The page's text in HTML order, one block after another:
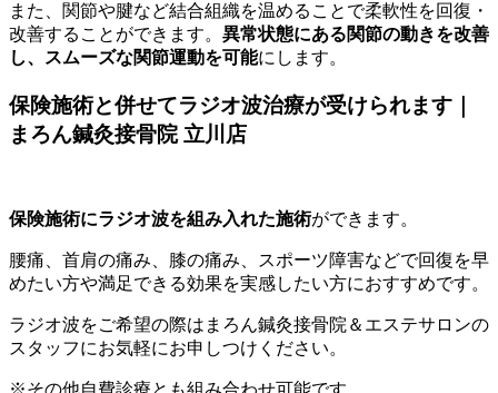
また、関節や腱など結合組織を温めることで柔軟性を回復・
改善することができます。 異常状態にある関節の動きを改善
し、スムーズな関節運動を可能にします。
保険施術と併せてラジオ波治療が受けられます｜
まろん鍼灸接骨院 立川店
保険施術にラジオ波を組み入れた施術ができます。
腰痛、首肩の痛み、膝の痛み、スポーツ障害などで回復を早
めたい方や満足できる効果を実感したい方におすすめです。
ラジオ波をご希望の際はまろん鍼灸接骨院＆エステサロンの
スタッフにお気軽にお申しつけください。
※その他自費診療とも組み合わせ可能です。